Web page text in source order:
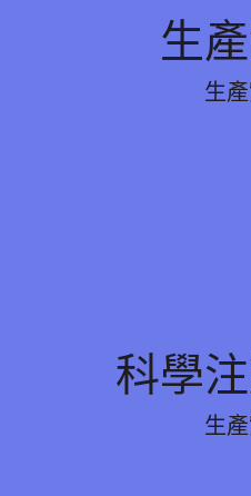
生
生
生
平方米生產基地,
備和強大的供
科學
生
科
數, 減少缺陷和變形.
生產. 材料測試提高品質.